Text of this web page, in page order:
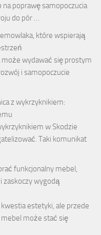
poprawę samopoczucia
do pór …
które wspierają
wydawać się prostym
i samopoczucie
z wykrzyknikiem:
w Skodzie
Taki komunikat
funkcjonalny mebel,
zaskoczy wygodą
estetyki, ale przede
może stać się